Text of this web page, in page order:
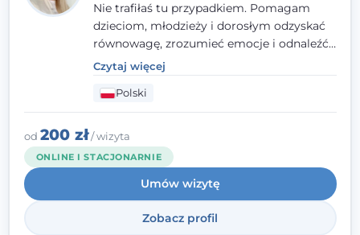
Nie trafiłaś tu przypadkiem. Pomagam
dzieciom, młodzieży i dorosłym odzyskać
równowagę, zrozumieć emocje i odnaleźć
wewnętrzną siłę. Moja droga do
psychologii zaczęła się od życia - pełnego
wyzwań, które nauczyły mnie uważności,
empatii i pokory. Dziś łączę doświadczenie
nauczycielki, psychologa, psychoterapeuty
i seksuologa tworząc bezpieczną
przestrzeń, w której można poczuć spokój i
wsparcie. Nie obiecuję łatwych rozwiązań -
ale mogę obiecać, że będę po Twojej
Czytaj więcej
Polski
od 200 zł/ wizyta
ONLINE I STACJONARNIE
Umów wizytę
Zobacz profil